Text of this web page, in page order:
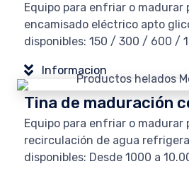
Equipo para enfriar o madurar
encamisado eléctrico apto
disponibles: 150 / 300 / 600 /
Informacion
Tina de maduración
Equipo para enfriar o madurar
recirculación de agua
disponibles: Desde 1000 a